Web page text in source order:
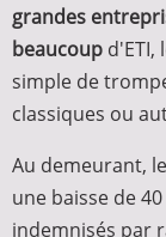
grandes
beaucoup d'ETI,
simple de
classiques ou
Au demeurant,
une baisse de
indemnisés par